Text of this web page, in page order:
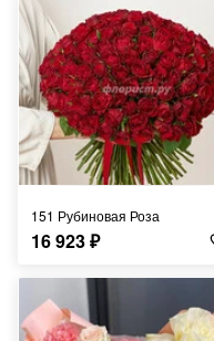
151 Рубиновая Роза
16 923₽